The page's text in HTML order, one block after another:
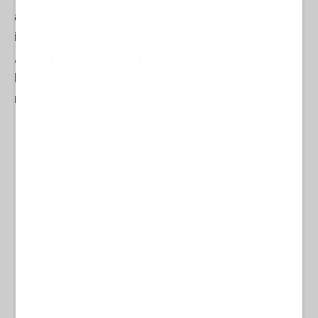
amedrentar a los vecinos. La pregunta que surge
inevitablemente es: ¿dónde está la vigilancia?
¿Por qué se permite que este acoso se normalice
hasta el punto de que los ciudadanos tengan que
renunciar a su derecho de disfrutar del mar?